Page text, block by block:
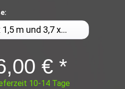
€ *
10-14 Tage